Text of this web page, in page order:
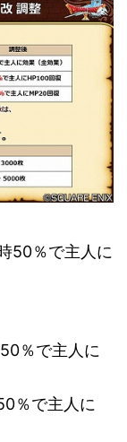
50％で主人に
％で主人に
％で主人に